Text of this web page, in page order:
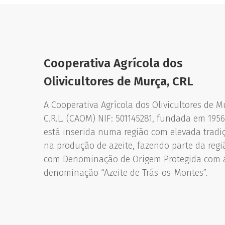
Cooperativa Agrícola dos
Olivicultores de Murça, CRL
A Cooperativa Agrícola dos Olivicultores de
C.R.L. (CAOM) NIF: 501145281, fundada em
está inserida numa região com elevada
na produção de azeite, fazendo parte da
com Denominação de Origem Protegida com
denominação “Azeite de Trás-os-Montes”.